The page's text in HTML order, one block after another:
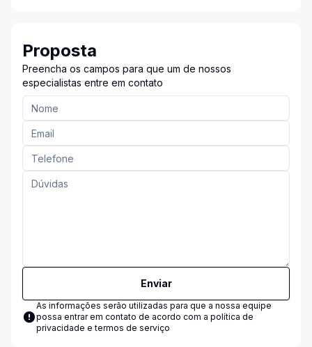
Proposta
Preencha os campos para que um de nossos
especialistas entre em contato
Enviar
As informações serão utilizadas para que a nossa equipe
possa entrar em contato de acordo com a política de
privacidade e termos de serviço